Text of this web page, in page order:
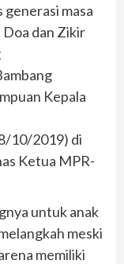
masa
Doa dan Zikir
Kepala
10/2019) di
Ketua MPR-
untuk anak
meski
memiliki